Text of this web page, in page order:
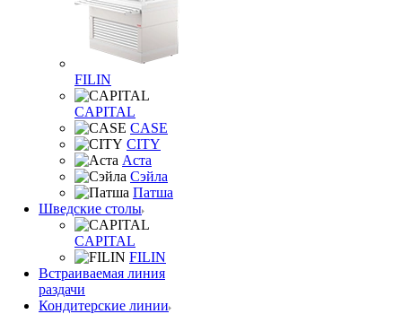
FILIN
CAPITAL
CASE
CITY
Аста
Сэйла
Патша
Шведские столы
CAPITAL
FILIN
Встраиваемая линия
раздачи
Кондитерские линии